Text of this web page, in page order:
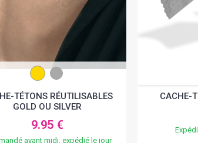
TÉTONS RÉUTILISABLES
GOLD OU SILVER
9.95 €
avant midi, expédié le jour
CACHE-